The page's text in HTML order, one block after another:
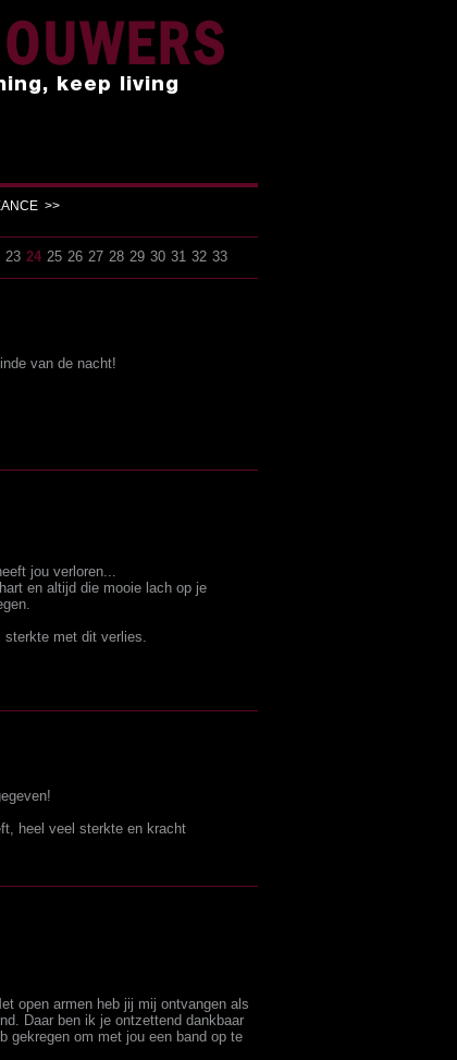
keep living
>>
23 24 25 26 27 28 29 30 31 32 33
van de nacht!
jou verloren...
en altijd die mooie lach op je
sterkte met dit verlies.
heel veel sterkte en kracht
open armen heb jij mij ontvangen als
Daar ben ik je ontzettend dankbaar
gekregen om met jou een band op te